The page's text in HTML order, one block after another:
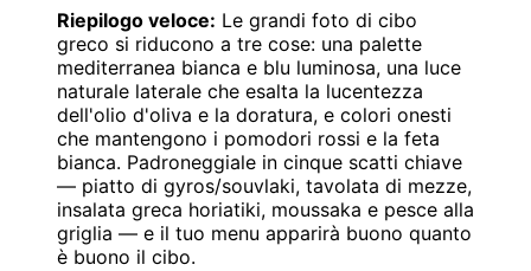
Riepilogo veloce: Le grandi foto di cibo
greco si riducono a tre cose: una palette
mediterranea bianca e blu luminosa, una luce
naturale laterale che esalta la lucentezza
dell'olio d'oliva e la doratura, e colori onesti
che mantengono i pomodori rossi e la feta
bianca. Padroneggiale in cinque scatti chiave
— piatto di gyros/souvlaki, tavolata di mezze,
insalata greca horiatiki, moussaka e pesce alla
griglia — e il tuo menu apparirà buono quanto
è buono il cibo.